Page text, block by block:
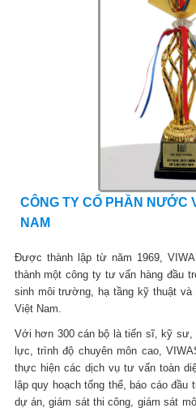
CÔNG TY CỔ PHẦN NƯỚC
NAM
Được thành lập từ năm 1969,
thành một công ty tư vấn hàng đầu
sinh môi trường, hạ tầng kỹ thuật
Việt Nam.
Với hơn 300 cán bộ là tiến sĩ, kỹ sư,
lực, trình độ chuyên môn cao,
thực hiện các dịch vụ tư vấn toàn
lập quy hoạch tổng thể, báo cáo
dự án, giám sát thi công, giám sát